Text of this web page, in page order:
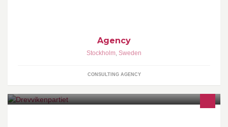
Agency
Stockholm, Sweden
CONSULTING AGENCY